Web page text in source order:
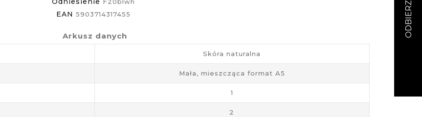
F20blwh
EAN 5903714317455
Arkusz danych
Skóra naturalna
Mała, mieszcząca format A5
1
2